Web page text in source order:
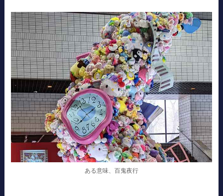
ある意味、百鬼夜行